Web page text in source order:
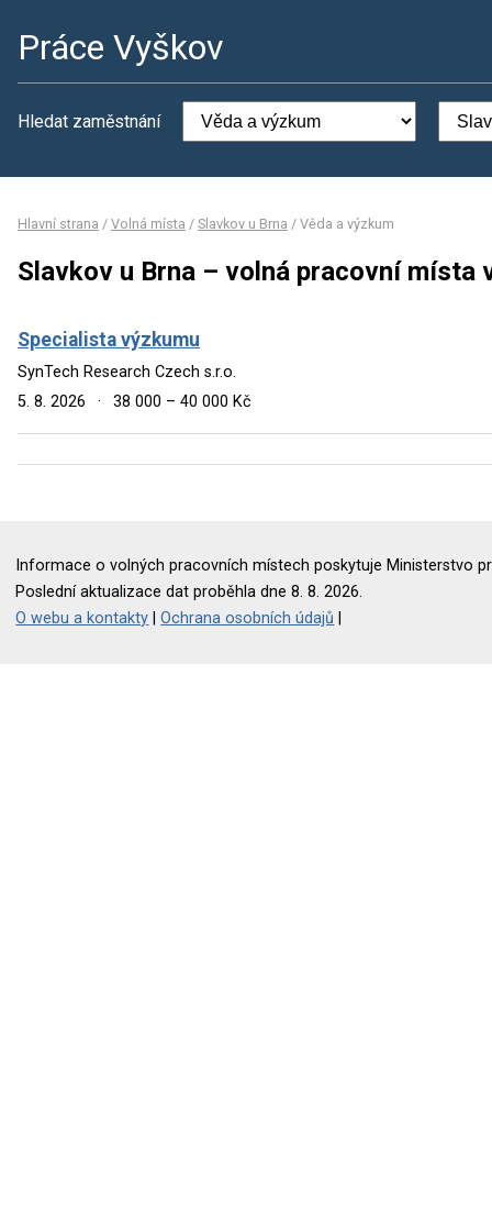
Práce Vyškov
Hledat zaměstnání
Hlavní strana / Volná místa / Slavkov u Brna / Věda a výzkum
Slavkov u Brna – volná pracovní místa
Specialista výzkumu
SynTech Research Czech s.r.o.
5. 8. 2026
· 38 000 – 40 000 Kč
Informace o volných pracovních místech poskytuje Ministerstvo
Poslední aktualizace dat proběhla dne 8. 8. 2026.
O webu a kontakty |Ochrana osobních údajů